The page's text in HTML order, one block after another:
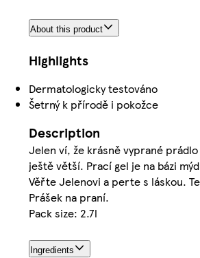
About this product
Highlights
Dermatologicky testováno
Šetrný k přírodě i pokožce
Description
Jelen ví, že krásně vyprané
ještě větší. Prací gel je na bázi
Věřte Jelenovi a perte s láskou.
Prášek na praní.
Pack size: 2.7l
Ingredients